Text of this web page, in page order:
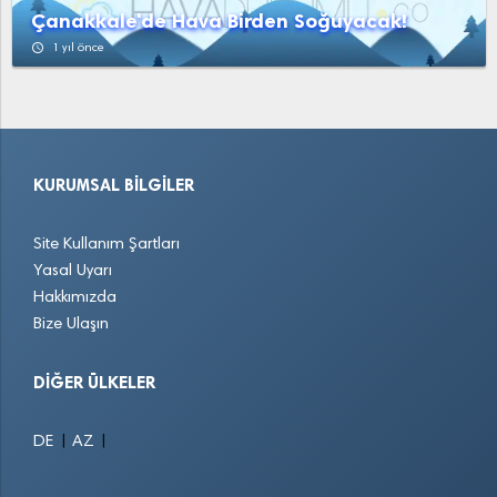
Çanakkale'de Hava Birden Soğuyacak!
access_time 1 yıl önce
KURUMSAL BILGILER
Site Kullanım Şartları
Yasal Uyarı
Hakkımızda
Bize Ulaşın
DIĞER ÜLKELER
DE AZ